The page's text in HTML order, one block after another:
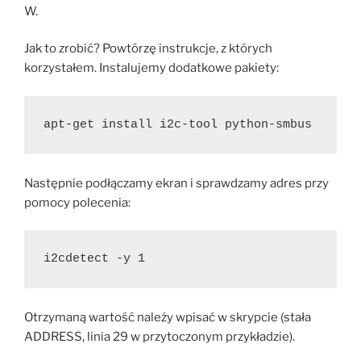
W.
Jak to zrobić? Powtórzę instrukcje, z których
korzystałem. Instalujemy dodatkowe pakiety:
apt-get install i2c-tool python-smbus
Następnie podłączamy ekran i sprawdzamy adres przy
pomocy polecenia:
i2cdetect -y 1
Otrzymaną wartość należy wpisać w skrypcie (stała
ADDRESS, linia 29 w przytoczonym przykładzie).